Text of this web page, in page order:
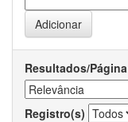
Resultados/Página
Registro(s)